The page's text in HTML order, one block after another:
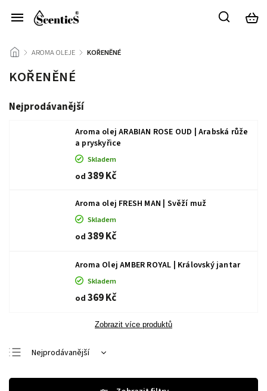
/ AROMA OLEJE / KOŘENĚNÉ
KOŘENĚNÉ
Nejprodávanější
Aroma olej ARABIAN ROSE OUD | Arabská růže
a pryskyřice
Skladem
od 389 Kč
Aroma olej FRESH MAN | Svěží muž
Skladem
od 389 Kč
Aroma Olej AMBER ROYAL | Královský jantar
Skladem
od 369 Kč
Zobrazit více produktů
Nejprodávanější